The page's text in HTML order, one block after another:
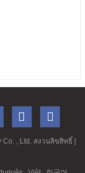
Co. , Ltd. สงวนลิขสิทธิ์